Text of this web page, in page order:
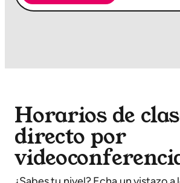
Horarios de
directo por